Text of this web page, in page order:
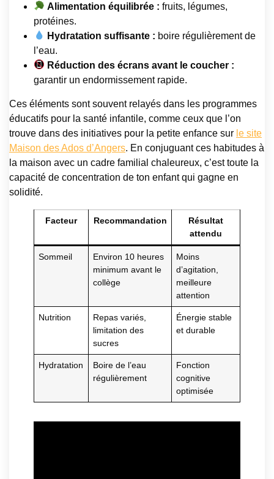
Alimentation équilibrée : fruits, légumes,
protéines.
Hydratation suffisante : boire régulièrement de
l’eau.
Réduction des écrans avant le coucher :
garantir un endormissement rapide.
Ces éléments sont souvent relayés dans les programmes
éducatifs pour la santé infantile, comme ceux que l’on
trouve dans des initiatives pour la petite enfance sur le site
Maison des Ados d’Angers. En conjuguant ces habitudes à
la maison avec un cadre familial chaleureux, c’est toute la
capacité de concentration de ton enfant qui gagne en
solidité.
Facteur Recommandation
Résultat
attendu
Sommeil
Environ 10 heures
minimum avant le
collège
Moins
d’agitation,
meilleure
attention
Nutrition
Repas variés,
limitation des
sucres
Énergie stable
et durable
Hydratation
Boire de l’eau
régulièrement
Fonction
cognitive
optimisée